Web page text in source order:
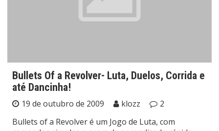
Bullets Of a Revolver- Luta, Duelos, Corrida e
até Dancinha!
19 de outubro de 2009 klozz
2
Bullets of a Revolver é um Jogo de Luta, com